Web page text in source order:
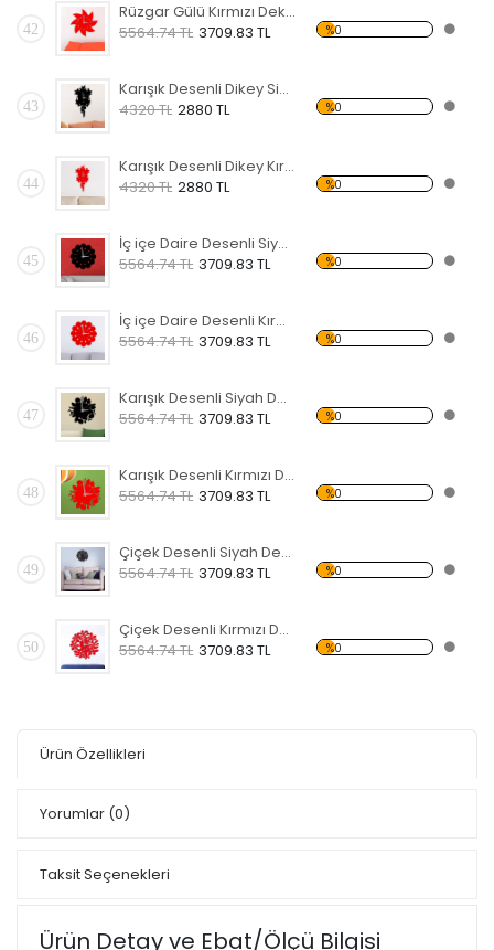
42
Rüzgar Gülü Kırmızı Dekoratif Duvar Saati
5564.74 TL 3709.83 TL %0
43
Karışık Desenli Dikey Siyah Dekoratif Duvar Saati
4320 TL 2880 TL %0
44
Karışık Desenli Dikey Kırmızı Dekoratif Duvar Saati
4320 TL 2880 TL %0
45
İç içe Daire Desenli Siyah Dekoratif Duvar Saati
5564.74 TL 3709.83 TL %0
46
İç içe Daire Desenli Kırmızı Dekoratif Duvar Saati
5564.74 TL 3709.83 TL %0
47
Karışık Desenli Siyah Dekoratif Duvar Saati
5564.74 TL 3709.83 TL %0
48
Karışık Desenli Kırmızı Dekoratif Duvar Saati
5564.74 TL 3709.83 TL %0
49
Çiçek Desenli Siyah Dekoratif Duvar Saati
5564.74 TL 3709.83 TL %0
50
Çiçek Desenli Kırmızı Dekoratif Duvar Saati
5564.74 TL 3709.83 TL %0
Ürün Özellikleri
Yorumlar (0)
Taksit Seçenekleri
Ürün Detay ve Ebat/Ölçü Bilgisi